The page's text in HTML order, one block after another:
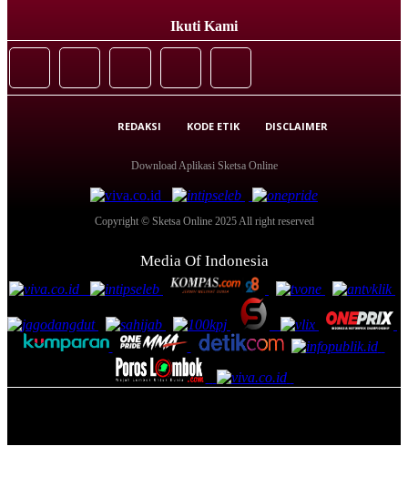
Ikuti Kami
REDAKSI KODE ETIK DISCLAIMER
Download Aplikasi Sketsa Online
Copyright © Sketsa Online 2025 All right reserved
Media Of Indonesia